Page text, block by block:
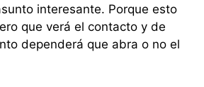
interesante. Porque esto
que verá el contacto y de
dependerá que abra o no el